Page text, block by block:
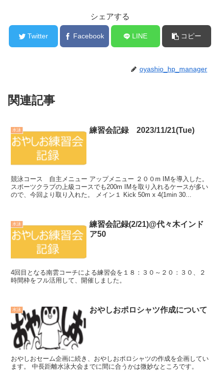
シェアする
Twitter Facebook LINE コピー
oyashio_hp_manager
関連記事
水泳 練習会記録 2023/11/21(Tue)
競泳コース 自主メニュー アップメニュー ２００m IMを導入した。
スポーツクラブの上級コースでも200m IMを取り入れるケースが多い
ので、今回より取り入れた。 メイン１ Kick 50m x 4(1min 30...
水泳
練習会記録(2/21)@代々木インド
ア50
4回目となる南雲コーチによる練習会を１８：３０～２０：３０、２
時間枠をフル活用して、開催しました。
水泳 おやしおポロシャツ作成について
おやしおセーム企画に続き、おやしおポロシャツの作成を企画してい
ます。 中長距離水泳大会までに間に合うかは微妙なところです。